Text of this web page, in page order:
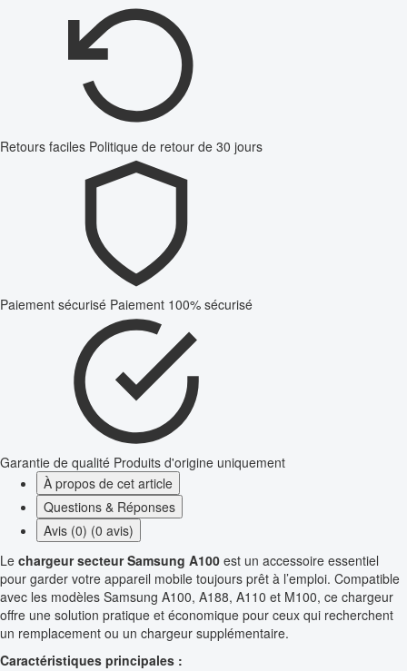
Retours faciles Politique de retour de 30 jours
Paiement sécurisé Paiement 100% sécurisé
Garantie de qualité Produits d'origine uniquement
À propos de cet article
Questions & Réponses
Avis (0) (0 avis)
Le chargeur secteur Samsung A100 est un accessoire essentiel
pour garder votre appareil mobile toujours prêt à l’emploi. Compatible
avec les modèles Samsung A100, A188, A110 et M100, ce chargeur
offre une solution pratique et économique pour ceux qui recherchent
un remplacement ou un chargeur supplémentaire.
Caractéristiques principales :